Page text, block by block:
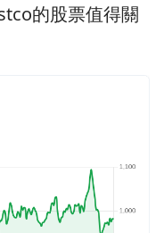
的股票值得關